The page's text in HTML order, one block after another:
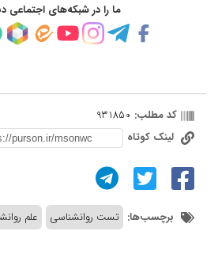
ما را در شبکه‌های اجتماعی
کد مطلب: 931850
لینک کوتاه
برچسب‌ها: تست روانشناسی علم